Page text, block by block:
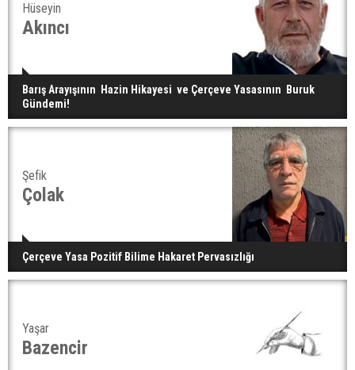
Hüseyin
Akıncı
Barış Arayışının Hazin Hikayesi ve Çerçeve Yasasının Buruk
Gündemi!
Şefik
Çolak
Çerçeve Yasa Pozitif Bilime Hakaret Pervasızlığı
Yaşar
Bazencir